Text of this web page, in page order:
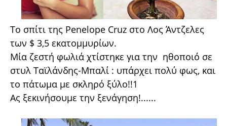
Το σπίτι της Penelope Cruz στο Λος Άντζελες
των $ 3,5 εκατομμυρίων.
Μία ζεστή φωλιά χτίστηκε για την ηθοποιό σε
στυλ Ταϊλάνδης-Μπαλί : υπάρχει πολύ φως, και
το πάτωμα με σκληρό ξύλο!!1
Ας ξεκινήσουμε την ξενάγηση!......